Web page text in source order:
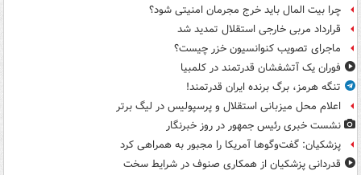
چرا بیت المال باید خرج مجرمان امنیتی شود؟
قرارداد مربی خارجی استقلال تمدید شد
ماجرای تصویب کنوانسیون خزر چیست؟
فوران یک آتشفشان قدرتمند در کلمبیا
تنگه هرمز، برگ برنده ایران قدرتمند!
اعلام محل میزبانی استقلال و پرسپولیس در لیگ برتر
نشست خبری رئیس جمهور در روز خبرنگار
پزشکیان: گفت‌وگوها آمریکا را مجبور به همراهی کرد
قدردانی پزشکیان از همکاری صنوف در شرایط سخت